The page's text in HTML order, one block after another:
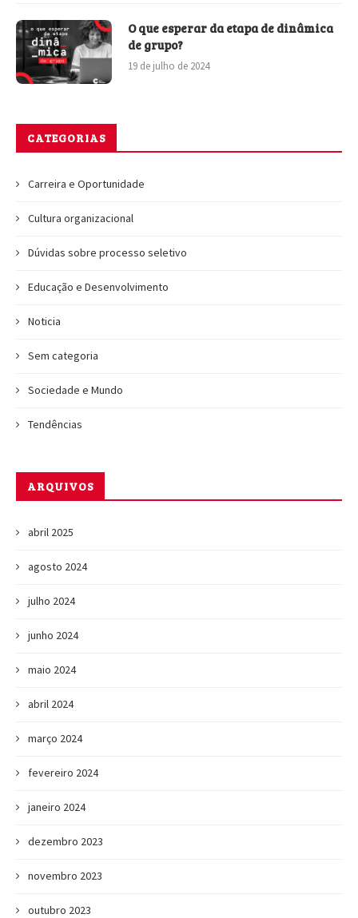
O que esperar da etapa de dinâmica
de grupo?
19 de julho de 2024
CATEGORIAS
Carreira e Oportunidade
Cultura organizacional
Dúvidas sobre processo seletivo
Educação e Desenvolvimento
Noticia
Sem categoria
Sociedade e Mundo
Tendências
ARQUIVOS
abril 2025
agosto 2024
julho 2024
junho 2024
maio 2024
abril 2024
março 2024
fevereiro 2024
janeiro 2024
dezembro 2023
novembro 2023
outubro 2023